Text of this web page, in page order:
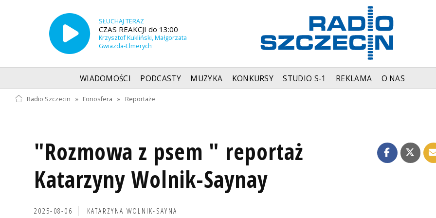
SŁUCHAJ TERAZ
CZAS REAKCJI do 13:00
Krzysztof Kukliński, Małgorzata
Gwiazda-Elmerych
WIADOMOŚCI PODCASTY MUZYKA KONKURSY STUDIO S-1 REKLAMA O NAS
Radio Szczecin » Fonosfera » Reportaże
"Rozmowa z psem " reportaż
Katarzyny Wolnik-Saynay
2025-08-06 KATARZYNA WOLNIK-SAYNA